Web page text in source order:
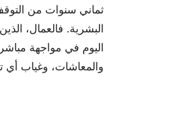
ثماني سنوات من
البشرية. فالعمال،
اليوم في مواجهة
والمعاشات، وغياب